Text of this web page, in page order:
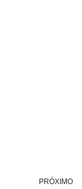
PRÓXIMO